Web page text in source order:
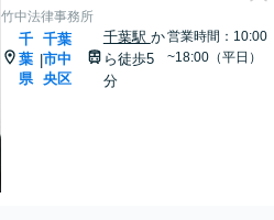
竹中法律事務所
千
葉
県
|
千葉
市中
央区
千葉駅 か
ら徒歩5
分
営業時間：10:00
~18:00（平日）